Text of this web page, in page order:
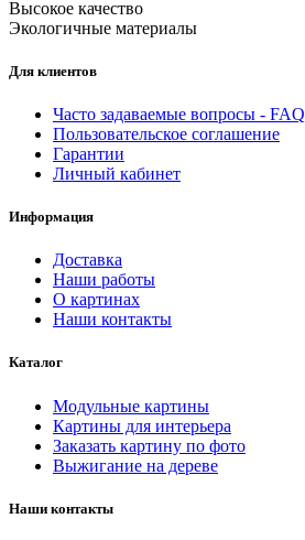
Высокое качество
Экологичные материалы
Для клиентов
Часто задаваемые вопросы - FAQ
Пользовательское соглашение
Гарантии
Личный кабинет
Информация
Доставка
Наши работы
О картинах
Наши контакты
Каталог
Модульные картины
Картины для интерьера
Заказать картину по фото
Выжигание на дереве
Наши контакты